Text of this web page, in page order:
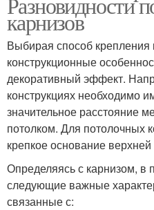
карнизов
Выбирая способ крепления
конструкционные
декоративный эффект.
конструкциях необходимо
значительное расстояние
потолком. Для потолочных
крепкое основание
Определяясь с карнизом, в
следующие важные
связанные с: